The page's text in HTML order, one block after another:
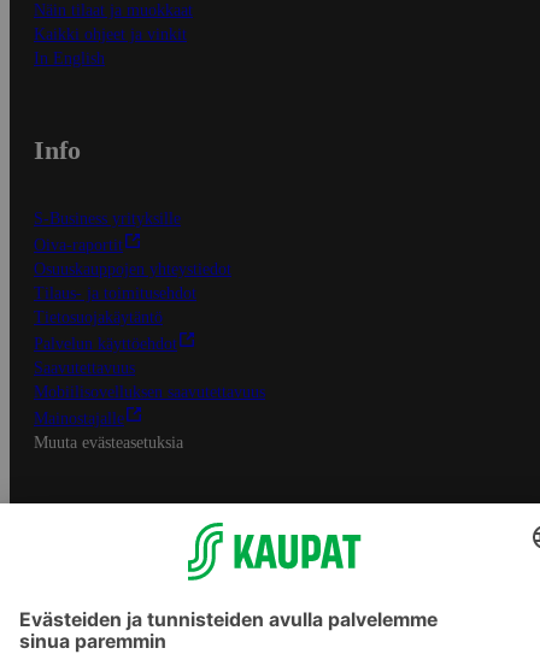
Näin tilaat ja muokkaat
Kaikki ohjeet ja vinkit
In English
Info
S-Business yrityksille
Oiva-raportit
Osuuskauppojen yhteystiedot
Tilaus- ja toimitusehdot
Tietosuojakäytäntö
Palvelun käyttöehdot
Saavutettavuus
Mobiilisovelluksen saavutettavuus
Mainostajalle
Muuta evästeasetuksia
S-ryhmän palvelut
Asiakasomistajuus